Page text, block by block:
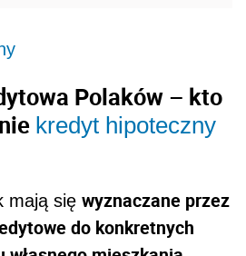
Polaków – kto
kredyt hipoteczny
mają się wyznaczane przez
do konkretnych